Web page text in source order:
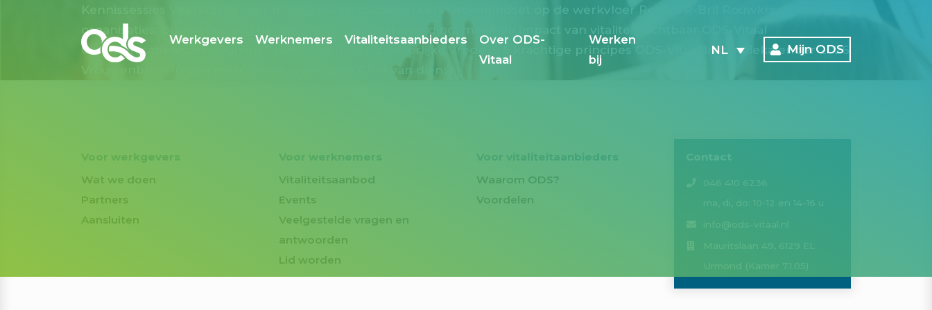
Werkgevers Werknemers Vitaliteitsaanbieders
Over ODS-
Vitaal
Werken
bij
NL Mijn ODS
Kennissessies Veerkracht voor managers en medewerkers Groeimindset op de werkvloer Relax VR-Bril
organisaties: ondersteuning bij (levend)verlies
Dashboarding: maak de impact van vitaliteit zichtbaar
ODS-Vitaal
Communicatieondersteuning
Gratis mini-training: Innerlijke Vrede in 5 krachtige principes
ODS-Vitaal Inspiratiekalender 2026
Vrouwenbrein in een masculiene organisatie
Chef van dienst
Voor werkgevers
Wat we doen
Partners
Aansluiten
Voor werknemers
Vitaliteitsaanbod
Events
Veelgestelde vragen en
antwoorden
Lid worden
Voor vitaliteitaanbieders
Waarom ODS?
Voordelen
Contact
046 410 6236
ma, di, do: 10-12 en 14-16 u
info@ods-vitaal.nl
Mauritslaan 49, 6129 EL
Urmond (Kamer 7.1.05)